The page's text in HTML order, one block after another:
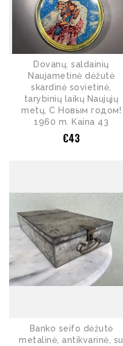
Dovanų, saldainių
Naujametinė dėžutė
skardinė sovietinė,
tarybinių laikų Naujųjų
metų, С Новым годом!
1960 m. Kaina 43
€43
Banko seifo dėžutė
metalinė, antikvarinė, su